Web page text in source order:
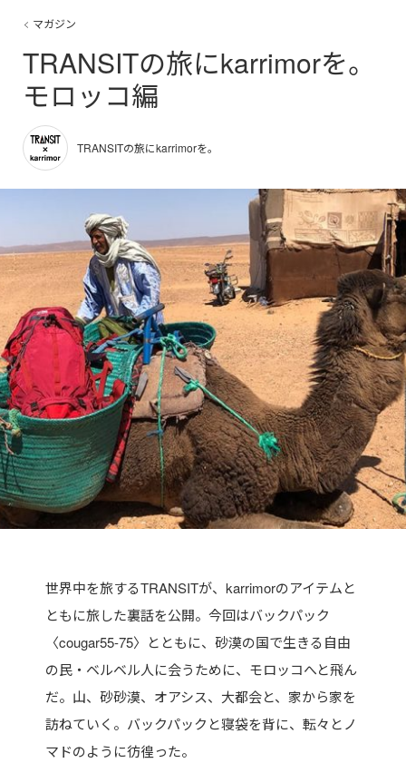
マガジン
TRANSITの旅にkarrimorを。
モロッコ編
TRANSITの旅にkarrimorを。
世界中を旅するTRANSITが、karrimorのアイテムと
ともに旅した裏話を公開。今回はバックパック
〈cougar55-75〉とともに、砂漠の国で生きる自由
の民・ベルベル人に会うために、モロッコへと飛ん
だ。山、砂砂漠、オアシス、大都会と、家から家を
訪ねていく。バックパックと寝袋を背に、転々とノ
マドのように彷徨った。